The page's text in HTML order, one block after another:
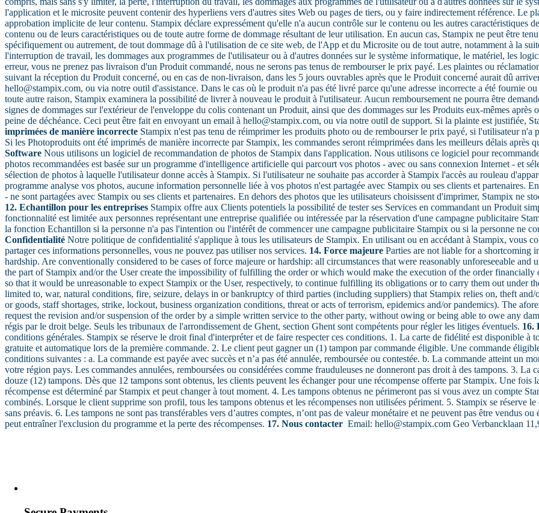
l'application et le microsite peuvent contenir des hyperliens vers d'autres sites Web ou pages de tiers, ou y faire indirectement référence. Le
approbation implicite de leur contenu. Stampix déclare expressément qu'elle n'a aucun contrôle sur le contenu ou les autres caractéristiques
contenu ou de leurs caractéristiques ou de toute autre forme de dommage résultant de leur utilisation. En aucun cas, Stampix ne peut être
spécifiquement ou autrement, de tout dommage dû à l'utilisation de ce site web, de l'App et du Microsite ou de tout autre, notamment à la
l'interruption de travail, les dommages aux programmes de l'utilisateur ou à d'autres données sur le système informatique, le matériel, les
erreur, vous ne prenez pas livraison d'un Produit commandé, nous ne serons pas tenus de rembourser le prix payé. Les plaintes ou
suivant la réception du Produit concerné, ou en cas de non-livraison, dans les 5 jours ouvrables après que le Produit concerné aurait dû
hello@stampix.com, ou via notre outil d'assistance. Dans le cas où le produit n'a pas été livré parce qu'une adresse incorrecte a été fournie
toute autre raison, Stampix examinera la possibilité de livrer à nouveau le produit à l'utilisateur. Aucun remboursement ne pourra être
signes de dommages sur l'extérieur de l'enveloppe du colis contenant un Produit, ainsi que des dommages sur les Produits eux-mêmes
peine de déchéance. Ceci peut être fait en envoyant un email à hello@stampix.com, ou via notre outil de support. Si la plainte est justifiée,
imprimées de manière incorrecte Stampix n'est pas tenu de réimprimer les produits photo ou de rembourser le prix payé, si l'utilisateur
Si les Photoproduits ont été imprimés de manière incorrecte par Stampix, les commandes seront réimprimées dans les meilleurs délais après
Software Nous utilisons un logiciel de recommandation de photos de Stampix dans l'application. Nous utilisons ce logiciel pour
photos recommandées est basée sur un programme d'intelligence artificielle qui parcourt vos photos - avec ou sans connexion Internet - et
sélection de photos à laquelle l'utilisateur donne accès à Stampix. Si l'utilisateur ne souhaite pas accorder à Stampix l'accès au rouleau
programme analyse vos photos, aucune information personnelle liée à vos photos n'est partagée avec Stampix ou ses clients et partenaires.
- ne sont partagées avec Stampix ou ses clients et partenaires. En dehors des photos que les utilisateurs choisissent d'imprimer, Stampix ne
12. Echantillon pour les entreprises Stampix offre aux Clients potentiels la possibilité de tester ses Services en commandant un Produit
fonctionnalité est limitée aux personnes représentant une entreprise qualifiée ou intéressée par la réservation d'une campagne publicitaire
la fonction Echantillon si la personne n'a pas l'intention ou l'intérêt de commencer une campagne publicitaire Stampix ou si la personne ne
Confidentialité Notre politique de confidentialité s'applique à tous les utilisateurs de Stampix. En utilisant ou en accédant à Stampix, vous
partager ces informations personnelles, vous ne pouvez pas utiliser nos services. 14. Force majeure Parties are not liable for a shortcoming
hardship. Are conventionally considered to be cases of force majeure or hardship: all circumstances that were reasonably unforeseeable
the part of Stampix and/or the User create the impossibility of fulfilling the order or which would make the execution of the order
so that it would be unreasonable to expect Stampix or the User, respectively, to continue fulfilling its obligations or to carry them out under
limited to, war, natural conditions, fire, seizure, delays in or bankruptcy of third parties (including suppliers) that Stampix relies on, theft
or goods, staff shortages, strike, lockout, business organization conditions, threat or acts of terrorism, epidemics and/or pandemics). The
request the revision and/or suspension of the order by a simple written service to the other party, without owing or being able to owe any
régis par le droit belge. Seuls les tribunaux de l'arrondissement de Ghent, section Ghent sont compétents pour régler les litiges éventuels. 16.
conditions générales. Stampix se réserve le droit final d'interpréter et de faire respecter ces conditions. 1. La carte de fidélité est disponible
gratuite et automatique lors de la première commande. 2. Le client peut gagner un (1) tampon par commande éligible. Une commande
conditions suivantes : a. La commande est payée avec succès et n’a pas été annulée, remboursée ou contestée. b. La commande atteint un
votre région pays. Les commandes annulées, remboursées ou considérées comme frauduleuses ne donneront pas droit à des tampons. 3.
douze (12) tampons. Dès que 12 tampons sont obtenus, les clients peuvent les échanger pour une récompense offerte par Stampix. Une fois
récompense est déterminé par Stampix et peut changer à tout moment. 4. Les tampons obtenus ne périmeront pas si vous avez un compte
combinés. Lorsque le client supprime son profil, tous les tampons obtenus et les récompenses non utilisées périment. 5. Stampix se réserve
sans préavis. 6. Les tampons ne sont pas transférables vers d’autres comptes, n’ont pas de valeur monétaire et ne peuvent pas être vendus
peut entraîner l'exclusion du programme et la perte des récompenses. 17. Nous contacter Email: hello@stampix.com Geo Verbancklaan